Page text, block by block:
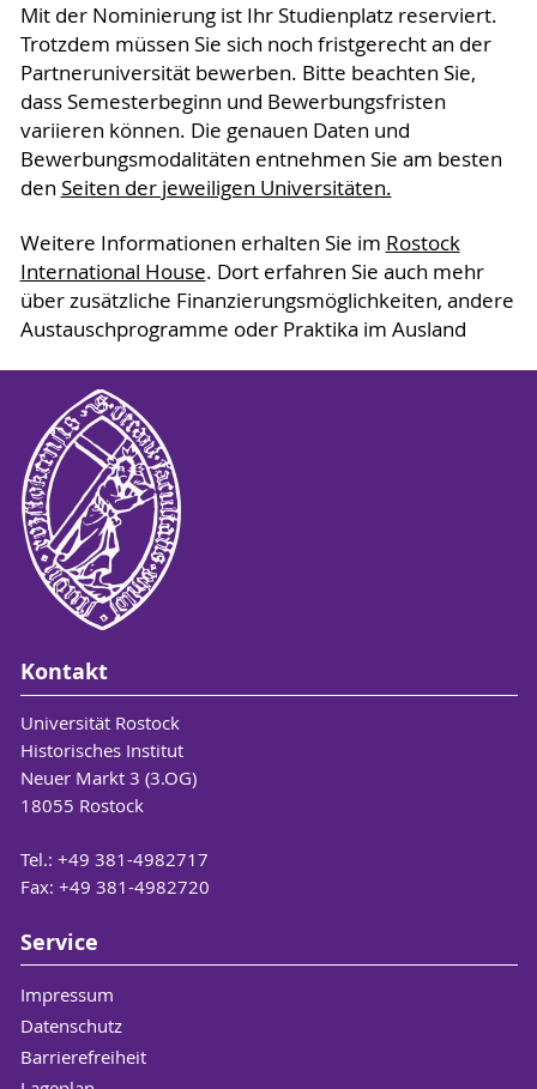
Mit der Nominierung ist Ihr Studienplatz reserviert.
Trotzdem müssen Sie sich noch fristgerecht an der
Partneruniversität bewerben. Bitte beachten Sie,
dass Semesterbeginn und Bewerbungsfristen
variieren können. Die genauen Daten und
Bewerbungsmodalitäten entnehmen Sie am besten
den Seiten der jeweiligen Universitäten.
Weitere Informationen erhalten Sie im Rostock
International House. Dort erfahren Sie auch mehr
über zusätzliche Finanzierungsmöglichkeiten, andere
Austauschprogramme oder Praktika im Ausland
Kontakt
Universität Rostock
Historisches Institut
Neuer Markt 3 (3.OG)
18055 Rostock
Tel.: +49 381-4982717
Fax: +49 381-4982720
Service
Impressum
Datenschutz
Barrierefreiheit